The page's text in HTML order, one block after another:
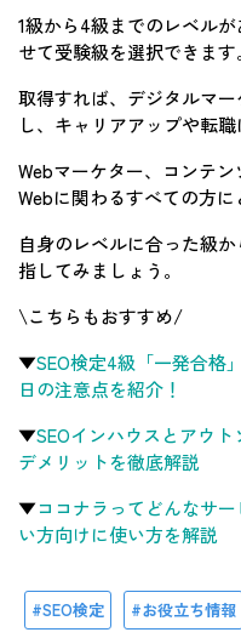
1級から4級までのレベル
せて受験級を選択できます。
取得すれば、デジタルマ
し、キャリアアップや転
Webマーケター、コンテン
Webに関わるすべての方に
自身のレベルに合った級
指してみましょう。
\こちらもおすすめ/
▼SEO検定4級「一発合格
日の注意点を紹介！
▼SEOインハウスとアウ
デメリットを徹底解説
▼ココナラってどんなサ
い方向けに使い方を解説
SEO検定 お役立ち情報